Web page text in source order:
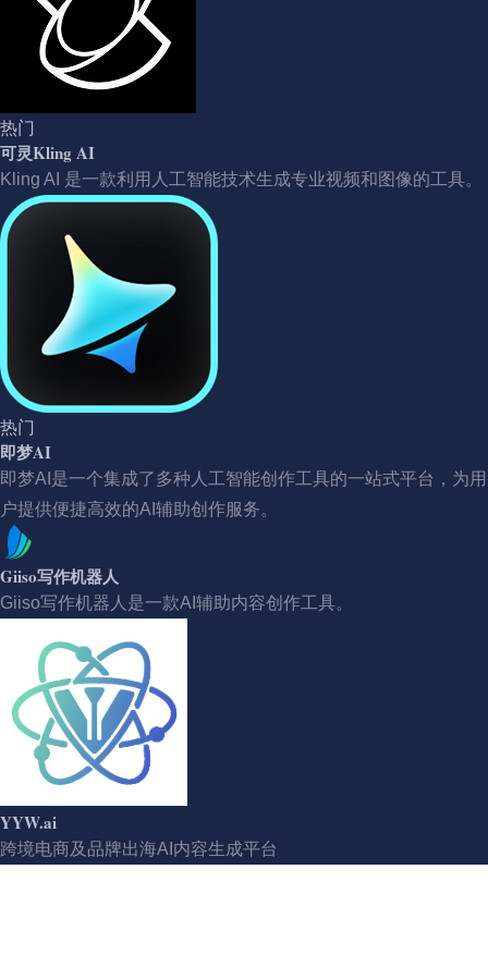
热门
可灵Kling AI
Kling AI 是一款利用人工智能技术生成专业视频和图像的工具。
热门
即梦AI
即梦AI是一个集成了多种人工智能创作工具的一站式平台，为用
户提供便捷高效的AI辅助创作服务。
Giiso写作机器人
Giiso写作机器人是一款AI辅助内容创作工具。
YYW.ai
跨境电商及品牌出海AI内容生成平台